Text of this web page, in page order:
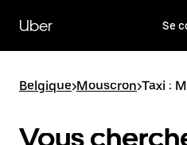
contenu
principal
Uber Se
Belgique>Mouscron>Taxi :